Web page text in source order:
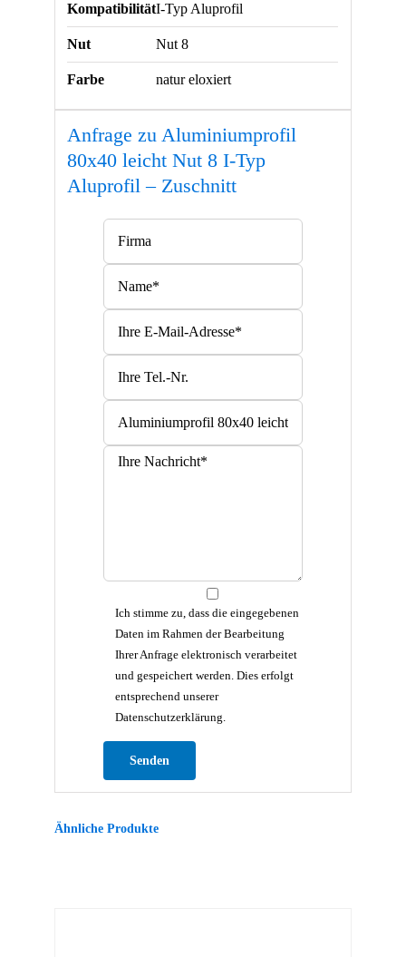
KompatibilitätI-Typ Aluprofil
Nut Nut 8
Farbe natur eloxiert
Anfrage zu Aluminiumprofil
80x40 leicht Nut 8 I-Typ
Aluprofil – Zuschnitt
Ich stimme zu, dass die eingegebenen
Daten im Rahmen der Bearbeitung
Ihrer Anfrage elektronisch verarbeitet
und gespeichert werden. Dies erfolgt
entsprechend unserer
Datenschutzerklärung.
Ähnliche Produkte